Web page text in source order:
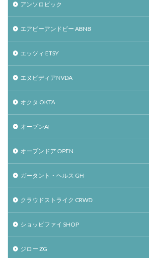
アンソロピック
エアビーアンドビー ABNB
エッツィ ETSY
エヌビディアNVDA
オクタ OKTA
オープンAI
オープンドア OPEN
ガータント・ヘルス GH
クラウドストライク CRWD
ショッピファイ SHOP
ジロー ZG